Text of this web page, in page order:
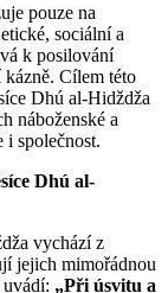
pouze na
sociální a
k posilování
Cílem této
Dhú al-Hidždža
náboženské a
i společnost.
Dhú al-
vychází z
jejich mimořádnou
„Při úsvitu a